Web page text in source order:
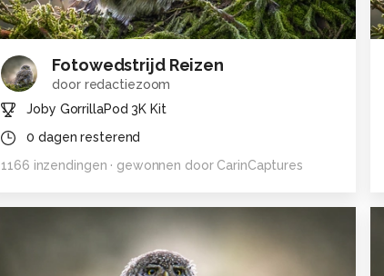
Fotowedstrijd Reizen
door redactiezoom
Joby GorrillaPod 3K Kit
0 dagen resterend
1166 inzendingen · gewonnen door CarinCaptures